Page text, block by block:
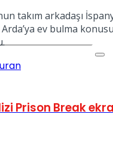
takım arkadaşı
ev bulma
Prison Break